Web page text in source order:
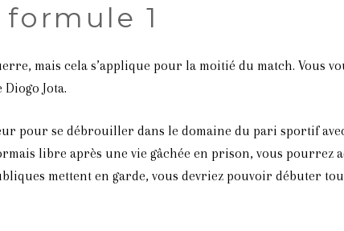
1
mais cela s’applique pour la moitié du match. Vous
Jota.
pour se débrouiller dans le domaine du pari sportif
libre après une vie gâchée en prison, vous pourrez
mettent en garde, vous devriez pouvoir débuter